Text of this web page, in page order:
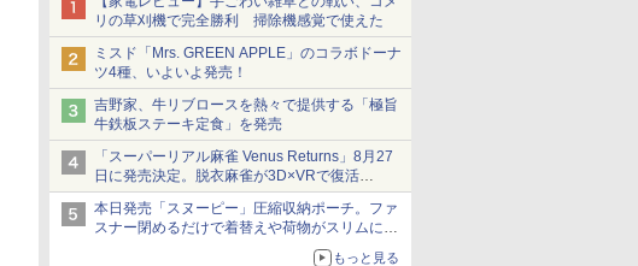
リの草刈機で完全勝利 掃除機感覚で使えた
ミスド「Mrs. GREEN APPLE」のコラボドーナ
ツ4種、いよいよ発売！
吉野家、牛リブロースを熱々で提供する「極旨
牛鉄板ステーキ定食」を発売
「スーパーリアル麻雀 Venus Returns」8月27
日に発売決定。脱衣麻雀が3D×VRで復活
発売から2週間は20%オフになるセールが実施
本日発売「スヌーピー」圧縮収納ポーチ。ファ
スナー閉めるだけで着替えや荷物がスリムにま
もっと見る